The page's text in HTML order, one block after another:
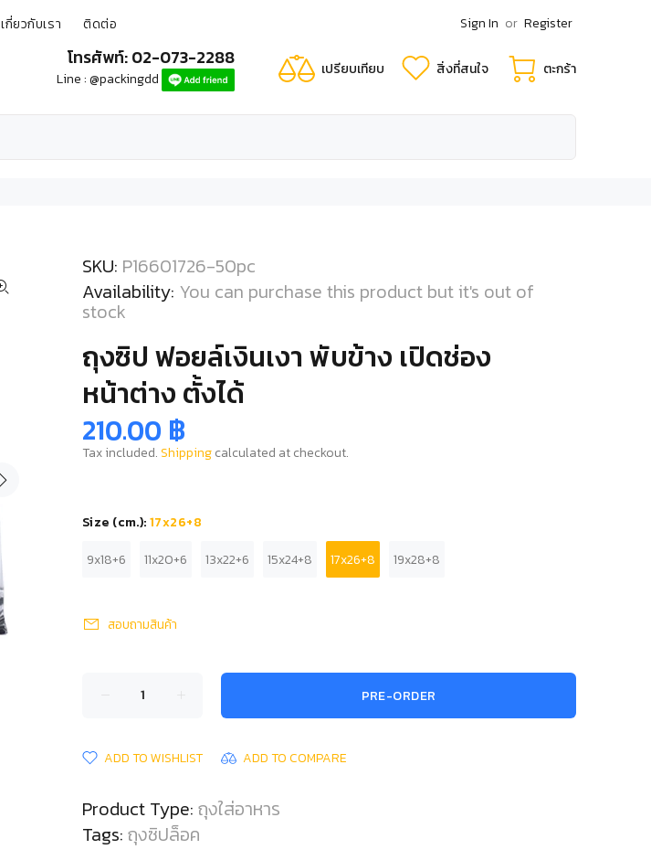
เกี่ยวกับเรา ติดต่อ Sign In or Register
โทรศัพท์: 02-073-2288
Line : @packingdd
เปรียบเทียบ สิ่งที่สนใจ ตะกร้า
SKU: P16601726-50pc
Availability: You can purchase this product but it's out of
stock
ถุงซิป ฟอยล์เงินเงา พับข้าง เปิดช่อง
หน้าต่าง ตั้งได้
210.00 ฿
Tax included.Shippingcalculated at checkout.
Size (cm.):17x26+8
9x18+6
11x20+6 13x22+6 15x24+8 17x26+8 19x28+8
สอบถามสินค้า
PRE-ORDER
ADD TO WISHLIST ADD TO COMPARE
Product Type: ถุงใส่อาหาร
Tags: ถุงซิปล็อค